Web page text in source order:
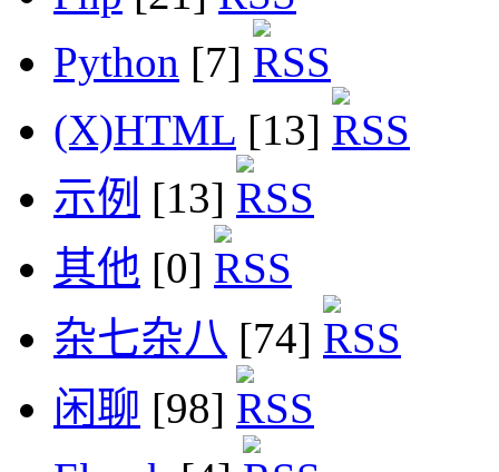
Python [7]
(X)HTML [13]
示例 [13]
其他 [0]
杂七杂八 [74]
闲聊 [98]